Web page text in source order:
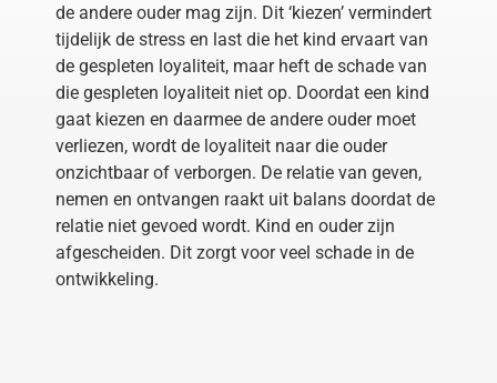
de andere ouder mag zijn. Dit ‘kiezen’ vermindert
tijdelijk de stress en last die het kind ervaart van
de gespleten loyaliteit, maar heft de schade van
die gespleten loyaliteit niet op. Doordat een kind
gaat kiezen en daarmee de andere ouder moet
verliezen, wordt de loyaliteit naar die ouder
onzichtbaar of verborgen. De relatie van geven,
nemen en ontvangen raakt uit balans doordat de
relatie niet gevoed wordt. Kind en ouder zijn
afgescheiden. Dit zorgt voor veel schade in de
ontwikkeling.